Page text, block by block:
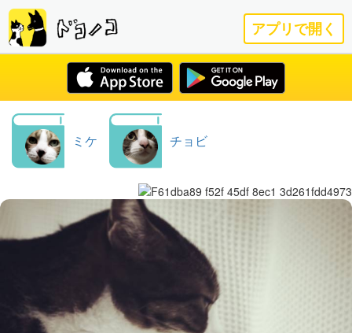
アプリで開く
ミケ チョビ